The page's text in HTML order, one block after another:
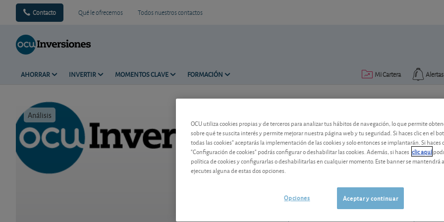
Contacto Qué le ofrecemos Todos nuestros contactos
AHORRAR INVERTIR MOMENTOS CLAVE FORMACIÓN Alertas
Mi Cartera
Análisis
Azkoyen: paso atrás en
El fabricante de máquinas
accionistas.
06/08/2026 Madrid
OCU utiliza cookies propias y de terceros para analizar tus hábitos de navegación, lo que permite
sobre qué te suscita interés y permite mejorar nuestra página web y tu seguridad. Si haces clic en el
todas las cookies" aceptarás la implementación de las cookies y solo entonces se implantarán. Si haces
"Configuración de cookies" podrás configurar o deshabilitar las cookies. Además, si haces clic aquí
política de cookies y configurarlas o deshabilitarlas en cualquier momento. Este banner se mantendrá
ejecutes alguna de estas dos opciones.
Aceptar y continuar
Opciones